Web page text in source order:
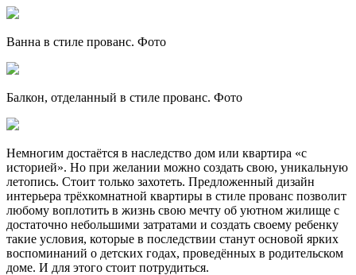
Ванна в стиле прованс. Фото
Балкон, отделанный в стиле прованс. Фото
Немногим достаётся в наследство дом или квартира «с
историей». Но при желании можно создать свою, уникальную
летопись. Стоит только захотеть. Предложенный дизайн
интерьера трёхкомнатной квартиры в стиле прованс позволит
любому воплотить в жизнь свою мечту об уютном жилище с
достаточно небольшими затратами и создать своему ребенку
такие условия, которые в последствии станут основой ярких
воспоминаний о детских годах, проведённых в родительском
доме. И для этого стоит потрудиться.